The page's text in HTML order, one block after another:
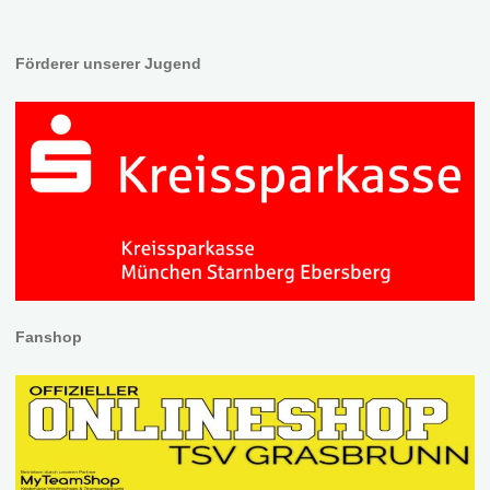
Förderer unserer Jugend
Fanshop